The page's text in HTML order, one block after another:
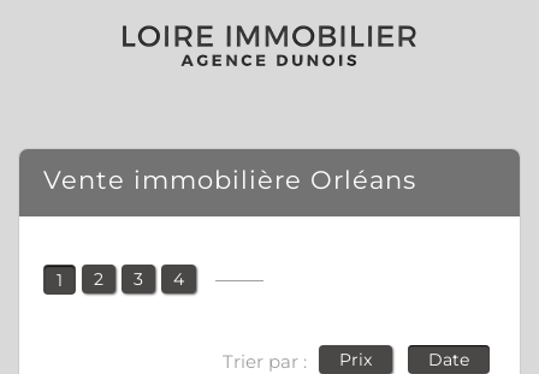
Vente immobilière Orléans
1 2 3 4
Trier par : Prix Date